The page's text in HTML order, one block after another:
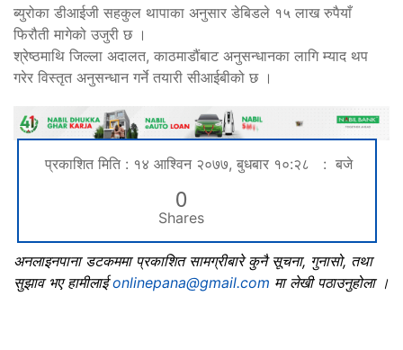
ब्युरोका डीआईजी सहकुल थापाका अनुसार डेबिडले १५ लाख रुपैयाँ
फिरौती मागेको उजुरी छ ।
श्रेष्ठमाथि जिल्ला अदालत, काठमाडौंबाट अनुसन्धानका लागि म्याद थप
गरेर विस्तृत अनुसन्धान गर्ने तयारी सीआईबीको छ ।
प्रकाशित मिति : १४ आश्विन २०७७, बुधबार १०:२८ : बजे
0
Shares
अनलाइनपाना डटकममा प्रकाशित सामग्रीबारे कुनै सूचना, गुनासो, तथा
सुझाव भए हामीलाईonlinepana@gmail.com मा लेखी पठाउनुहोला ।